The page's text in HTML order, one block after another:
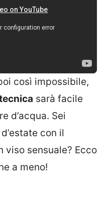
così impossibile,
sarà facile
d’acqua. Sei
con il
viso sensuale? Ecco
a meno!